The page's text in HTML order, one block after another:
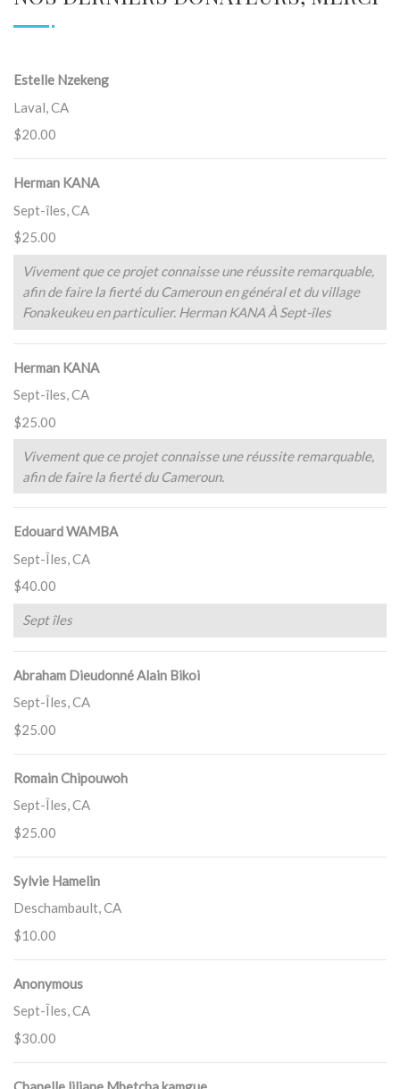
Estelle Nzekeng
Laval, CA
$20.00
Herman KANA
Sept-îles, CA
$25.00
Vivement que ce projet connaisse une réussite remarquable,
afin de faire la fierté du Cameroun en général et du village
Fonakeukeu en particulier. Herman KANA À Sept-îles
Herman KANA
Sept-îles, CA
$25.00
Vivement que ce projet connaisse une réussite remarquable,
afin de faire la fierté du Cameroun.
Edouard WAMBA
Sept-Îles, CA
$40.00
Sept îles
Abraham Dieudonné Alain Bikoi
Sept-Îles, CA
$25.00
Romain Chipouwoh
Sept-Îles, CA
$25.00
Sylvie Hamelin
Deschambault, CA
$10.00
Anonymous
Sept-Îles, CA
$30.00